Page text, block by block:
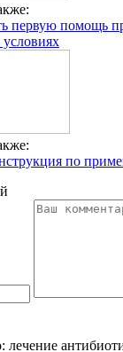
первую помощь
по